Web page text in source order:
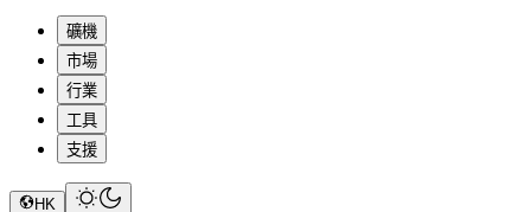
礦機
市場
行業
工具
支援
HK